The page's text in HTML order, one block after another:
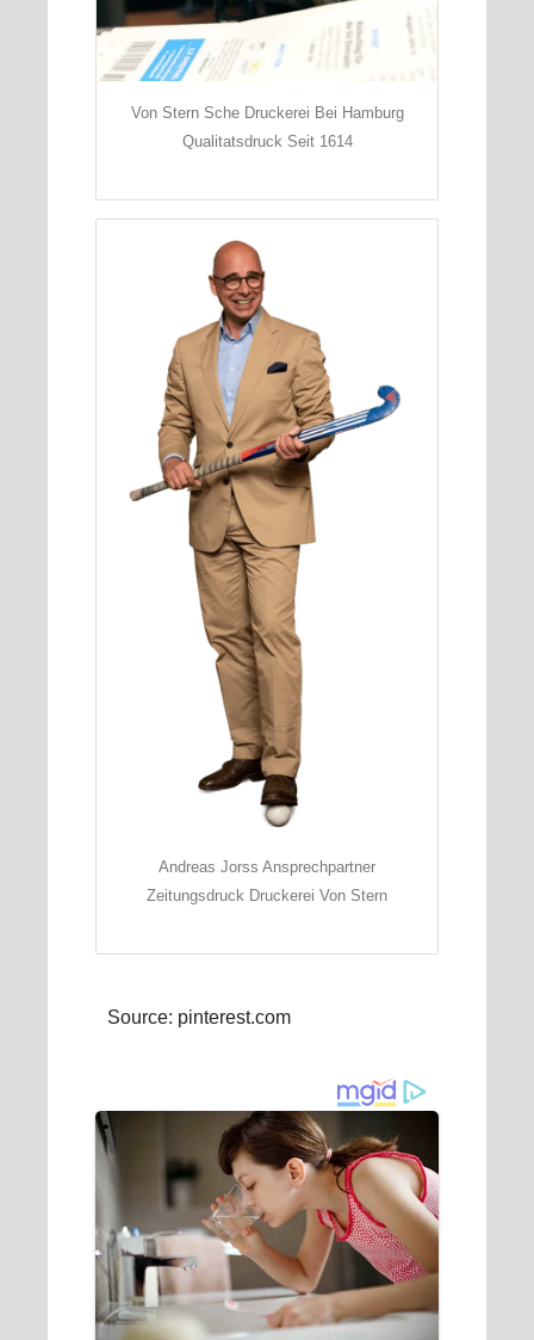
Von Stern Sche Druckerei Bei Hamburg
Qualitatsdruck Seit 1614
Andreas Jorss Ansprechpartner
Zeitungsdruck Druckerei Von Stern
Source: pinterest.com